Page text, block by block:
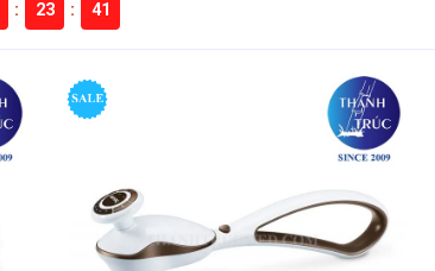
: 23 : 39